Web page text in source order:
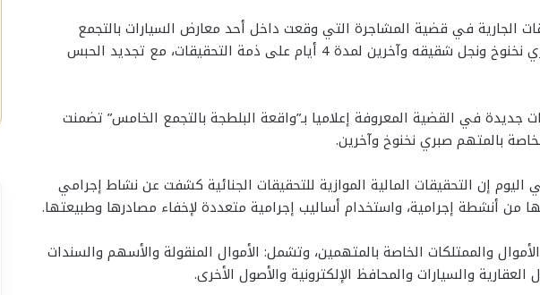
الجارية في قضية المشاجرة التي وقعت داخل أحد معارض السيارات بالتجمع
الخامس، والتي أدت إلى حبس صبري نخنوخ ونجل شقيقه وآخرين لمدة 4 أيام على ذمة التحقيقات، مع تجديد الحبس
جديدة في القضية المعروفة إعلاميا بـ”واقعة البلطجة بالتجمع الخامس” تضمنت
بالمتهم صبري نخنوخ وآخرين.
اليوم إن التحقيقات المالية الموازية للتحقيقات الجنائية كشفت عن نشاط إجرامي
من أنشطة إجرامية، واستخدام أساليب إجرامية متعددة لإخفاء مصادرها وطبيعتها.
والممتلكات الخاصة بالمتهمين، وتشمل: الأموال المنقولة والأسهم والسندات
العقارية والسيارات والمحافظ الإلكترونية والأصول الأخرى.